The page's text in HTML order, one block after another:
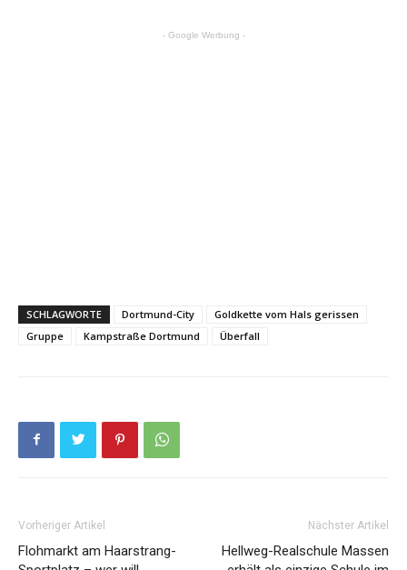
- Google Werbung -
SCHLAGWORTE Dortmund-City
Goldkette vom Hals gerissen
Gruppe
Kampstraße Dortmund Überfall
Vorheriger Artikel
Flohmarkt am Haarstrang-
Nächster Artikel
Hellweg-Realschule Massen